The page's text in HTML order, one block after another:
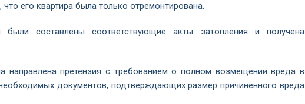
его квартира была только отремонтирована.
составлены соответствующие акты затопления и получена
направлена претензия с требованием о полном возмещении вреда в
документов, подтверждающих размер причиненного вреда